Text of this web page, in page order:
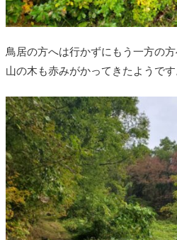
鳥居の方へは行かずにもう一方の方
山の木も赤みがかってきたようです